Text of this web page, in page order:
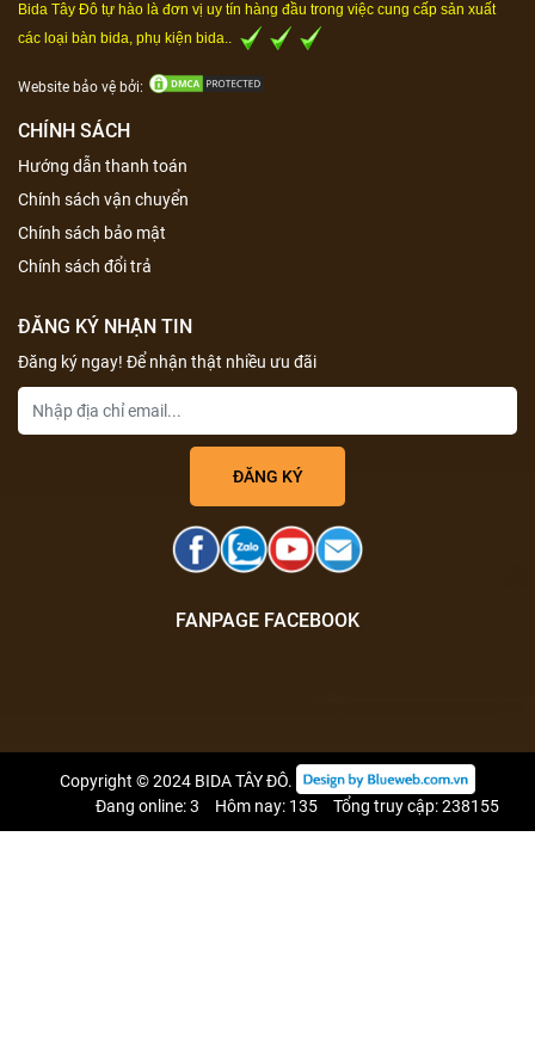
Bida Tây Đô tự hào là đơn vị uy tín hàng đầu trong việc cung cấp sản xuất
các loại bàn bida, phụ kiện bida..
Website bảo vệ bởi:
CHÍNH SÁCH
Hướng dẫn thanh toán
Chính sách vận chuyển
Chính sách bảo mật
Chính sách đổi trả
ĐĂNG KÝ NHẬN TIN
Đăng ký ngay! Để nhận thật nhiều ưu đãi
FANPAGE FACEBOOK
Copyright © 2024 BIDA TÂY ĐÔ.
Đang online: 3
Hôm nay: 135 Tổng truy cập: 238155